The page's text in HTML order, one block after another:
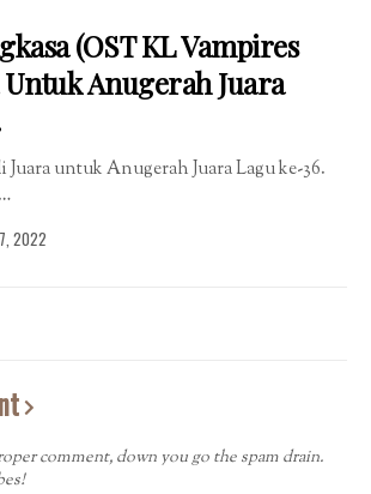
(OST KL Vampires
Untuk Anugerah Juara
Juara untuk Anugerah Juara Lagu ke-36.
2022
comment, down you go the spam drain.